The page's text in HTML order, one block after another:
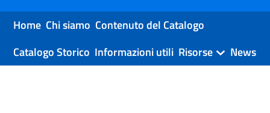
Home Chi siamo Contenuto del Catalogo
Catalogo Storico Informazioni utili Risorse News